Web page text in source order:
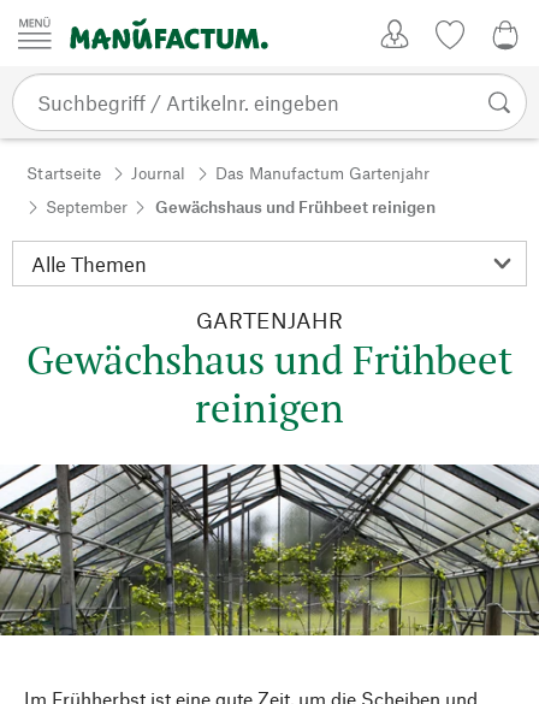
Zum Inhalt springen
Startseite Journal
Das Manufactum Gartenjahr
September
Gewächshaus und Frühbeet reinigen
GARTENJAHR
Gewächshaus und Frühbeet
reinigen
Im Frühherbst ist eine gute Zeit, um die Scheiben und